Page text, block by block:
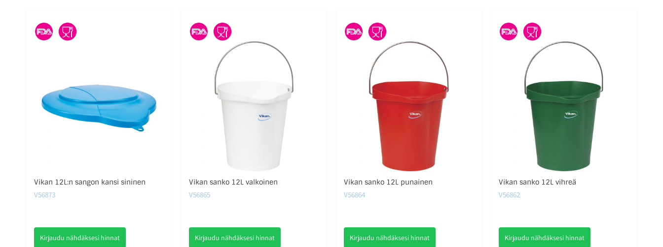
Vikan 12L:n sangon kansi sininen
V56873
Kirjaudu nähdäksesi hinnat
Vikan sanko 12L valkoinen
V56865
Kirjaudu nähdäksesi hinnat
Vikan sanko 12L punainen
V56864
Kirjaudu nähdäksesi hinnat
Vikan sanko 12L vihreä
V56862
Kirjaudu nähdäksesi hinnat